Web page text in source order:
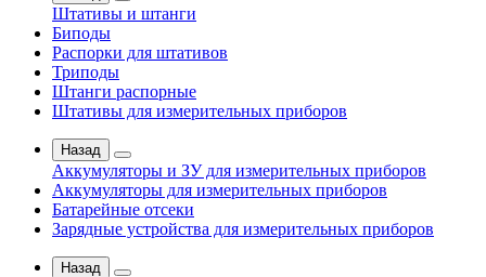
Штативы и штанги
Биподы
Распорки для штативов
Триподы
Штанги распорные
Штативы для измерительных приборов
Назад
Аккумуляторы и ЗУ для измерительных приборов
Аккумуляторы для измерительных приборов
Батарейные отсеки
Зарядные устройства для измерительных приборов
Назад